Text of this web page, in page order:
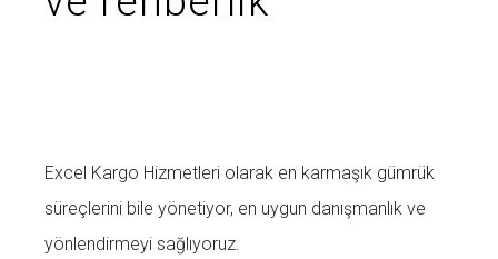
Excel Kargo Hizmetleri olarak en karmaşık gümrük
süreçlerini bile yönetiyor, en uygun danışmanlık ve
yönlendirmeyi sağlıyoruz.